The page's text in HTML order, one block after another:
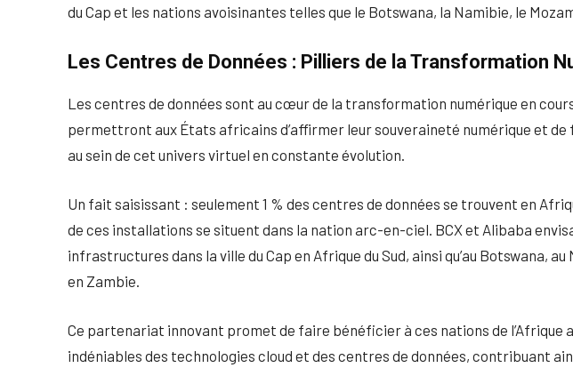
du Cap et les nations avoisinantes telles que le Botswana, la Namibie, le
Les Centres de Données : Pilliers de la Transformation
Les centres de données sont au cœur de la transformation numérique en
permettront aux États africains d’affirmer leur souveraineté numérique et
au sein de cet univers virtuel en constante évolution.
Un fait saisissant : seulement 1 % des centres de données se trouvent en
de ces installations se situent dans la nation arc-en-ciel. BCX et Alibaba
infrastructures dans la ville du Cap en Afrique du Sud, ainsi qu’au Botswana,
en Zambie.
Ce partenariat innovant promet de faire bénéficier à ces nations de l’Afrique
indéniables des technologies cloud et des centres de données, contribuant